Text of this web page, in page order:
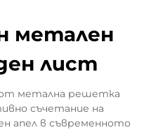
метален
лист
метална решетка
съчетание на
апел в съвременното